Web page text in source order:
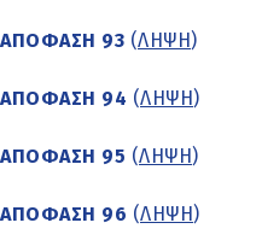
ΑΠΟΦΑΣΗ 93 (ΛΗΨΗ )
ΑΠΟΦΑΣΗ 94 (ΛΗΨΗ )
ΑΠΟΦΑΣΗ 95 (ΛΗΨΗ )
ΑΠΟΦΑΣΗ 96 (ΛΗΨΗ )